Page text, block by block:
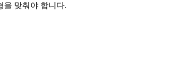
을 맞춰야 합니다.